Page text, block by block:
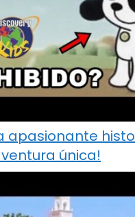
apasionante
única!